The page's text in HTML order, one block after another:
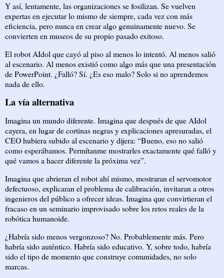
Y así, lentamente, las organizaciones se fosilizan. Se vuelven
expertas en ejecutar lo mismo de siempre, cada vez con más
eficiencia, pero nunca en crear algo genuinamente nuevo. Se
convierten en museos de su propio pasado exitoso.
El robot AIdol que cayó al piso al menos lo intentó. Al menos salió
al escenario. Al menos existió como algo más que una presentación
de PowerPoint. ¿Falló? Sí. ¿Es eso malo? Solo si no aprendemos
nada de ello.
La vía alternativa
Imagina un mundo diferente. Imagina que después de que AIdol
cayera, en lugar de cortinas negras y explicaciones apresuradas, el
CEO hubiera subido al escenario y dijera: “Bueno, eso no salió
como esperábamos. Permítanme mostrarles exactamente qué falló y
qué vamos a hacer diferente la próxima vez”.
Imagina que abrieran el robot ahí mismo, mostraran el servomotor
defectuoso, explicaran el problema de calibración, invitaran a otros
ingenieros del público a ofrecer ideas. Imagina que convirtieran el
fracaso en un seminario improvisado sobre los retos reales de la
robótica humanoide.
¿Habría sido menos vergonzoso? No. Probablemente más. Pero
habría sido auténtico. Habría sido educativo. Y, sobre todo, habría
sido el tipo de momento que construye comunidades, no solo
marcas.